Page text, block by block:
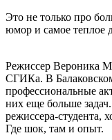
Это не только про
юмор и самое теплое
Режиссер Вероника
СГИКа. В
профессиональные
них еще больше
режиссера-студента,
Где шок, там и опыт.